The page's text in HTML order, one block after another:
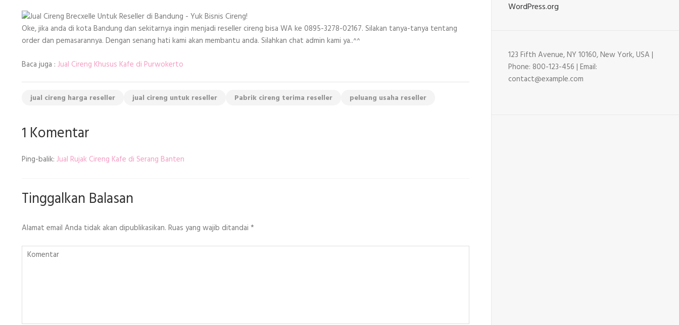
Oke, jika anda di kota Bandung dan sekitarnya ingin menjadi reseller cireng bisa WA ke 0895-3278-02167. Silakan tanya-tanya tentang
order dan pemasarannya. Dengan senang hati kami akan membantu anda. Silahkan chat admin kami ya..^^
Baca juga : Jual Cireng Khusus Kafe di Purwokerto
jual cireng harga reseller jual cireng untuk reseller Pabrik cireng terima reseller peluang usaha reseller
1 Komentar
Ping-balik: Jual Rujak Cireng Kafe di Serang Banten
Tinggalkan Balasan
Alamat email Anda tidak akan dipublikasikan. Ruas yang wajib ditandai *
Komentar
WordPress.org
123 Fifth Avenue, NY 10160, New York, USA |
Phone: 800-123-456 | Email:
contact@example.com